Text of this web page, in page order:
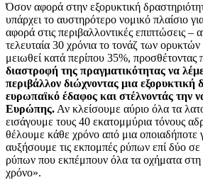
Όσον αφορά στην εξορυκτική
υπάρχει το αυστηρότερο νομικό πλαίσιο
αφορά στις περιβαλλοντικές επιπτώσεις –
τελευταία 30 χρόνια το τονάζ των
μειωθεί κατά περίπου 35%, προσθέτοντας
διαστροφή της πραγματικότητας να
περιβάλλον διώχνοντας μια εξορυκτική
ευρωπαϊκό έδαφος και στέλνοντάς την
Ευρώπης. Αν κλείσουμε αύριο όλα τα
εισάγουμε τους 40 εκατομμύρια τόνους
θέλουμε κάθε χρόνο από μια οποιαδήποτε
αυξήσουμε τις εκπομπές ρύπων επί δύο
ρύπων που εκπέμπουν όλα τα οχήματα
χρόνο».